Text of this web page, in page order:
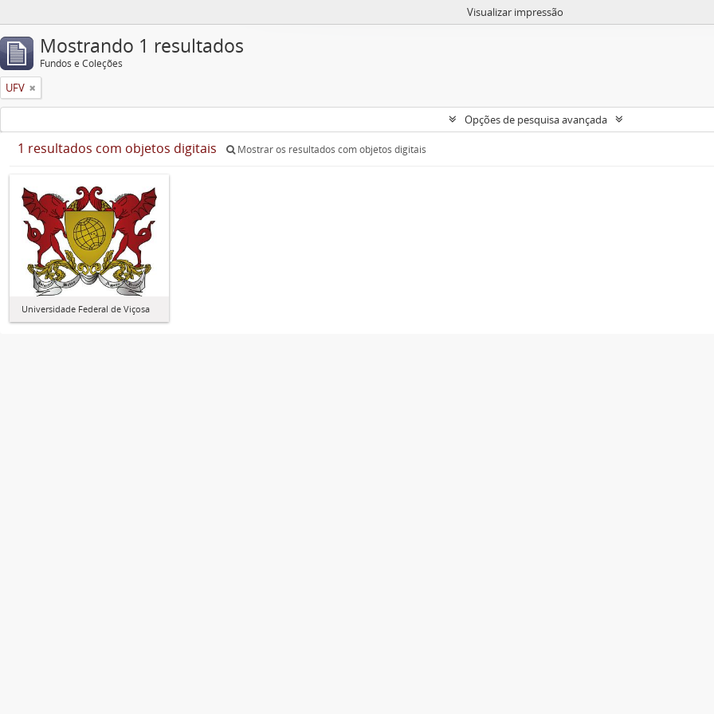
Visualizar impressão
Mostrando 1 resultados
Fundos e Coleções
UFV
Opções de pesquisa avançada
1 resultados com objetos digitais Mostrar os resultados com objetos digitais
Universidade Federal de Viçosa